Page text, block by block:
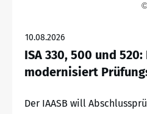
10.08.2026
ISA 330, 500 und 520:
modernisiert
Der IAASB will